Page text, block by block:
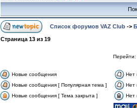
Список форумов VAZ Club ->
Страница 13 из 19
Перейти:
Новые сообщения
Нет
Новые сообщения [ Популярная тема ]
Нет
Новые сообщения [ Тема закрыта ]
Нет